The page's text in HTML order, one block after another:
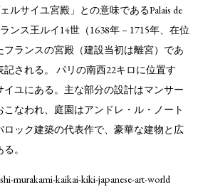
ルサイユ宮殿」との意味であるPalais de
ンス王ルイ14世（1638年 – 1715年、在位
フランスの宮殿（建設当初は離宮）であ
される。 パリの南西22キロに位置す
ユにある。主な部分の設計はマンサー
なわれ、庭園はアンドレ・ル・ノート
ック建築の代表作で、豪華な建物と広
。
murakami-kaikai-kiki-japanese-art-world